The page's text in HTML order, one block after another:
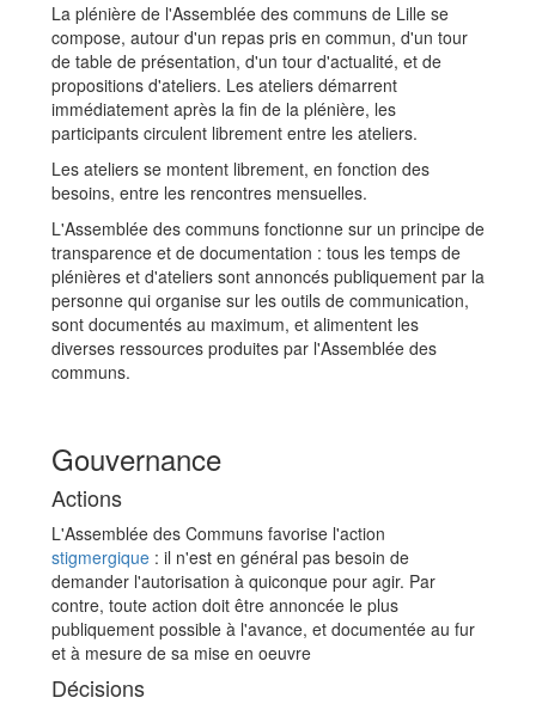
La plénière de l'Assemblée des communs de Lille se
compose, autour d'un repas pris en commun, d'un tour
de table de présentation, d'un tour d'actualité, et de
propositions d'ateliers. Les ateliers démarrent
immédiatement après la fin de la plénière, les
participants circulent librement entre les ateliers.
Les ateliers se montent librement, en fonction des
besoins, entre les rencontres mensuelles.
L'Assemblée des communs fonctionne sur un principe de
transparence et de documentation : tous les temps de
plénières et d'ateliers sont annoncés publiquement par la
personne qui organise sur les outils de communication,
sont documentés au maximum, et alimentent les
diverses ressources produites par l'Assemblée des
communs.
Gouvernance
Actions
L'Assemblée des Communs favorise l'action
stigmergique : il n'est en général pas besoin de
demander l'autorisation à quiconque pour agir. Par
contre, toute action doit être annoncée le plus
publiquement possible à l'avance, et documentée au fur
et à mesure de sa mise en oeuvre
Décisions